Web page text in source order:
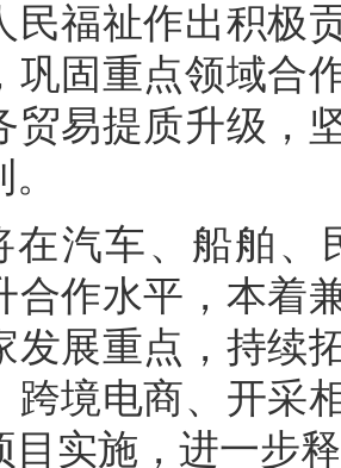
民福祉作出积极
巩固重点领域合
贸易提质升级，
在汽车、船舶、
合作水平，本着
发展重点，持续
跨境电商、开采
目实施，进一步